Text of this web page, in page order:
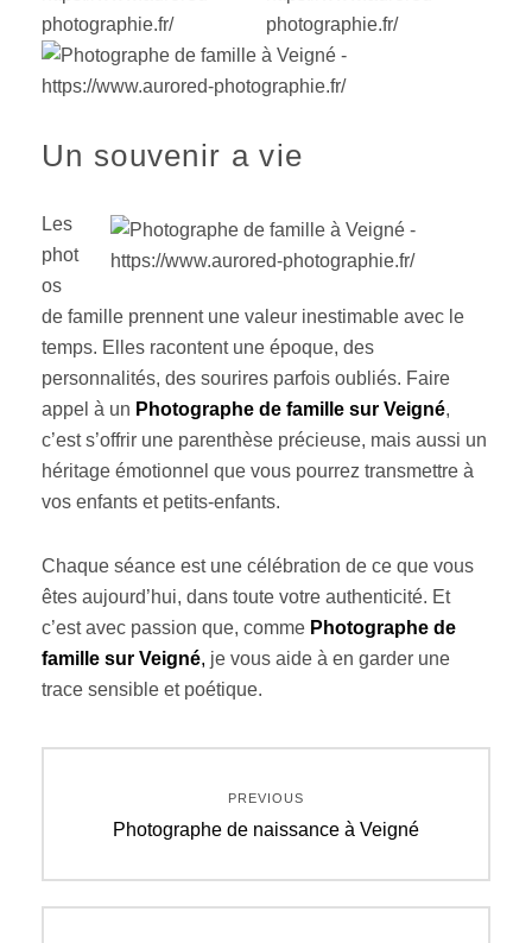
Un souvenir a vie
Les
phot
os
de famille prennent une valeur inestimable avec le
temps. Elles racontent une époque, des
personnalités, des sourires parfois oubliés. Faire
appel à un Photographe de famille sur Veigné,
c’est s’offrir une parenthèse précieuse, mais aussi un
héritage émotionnel que vous pourrez transmettre à
vos enfants et petits-enfants.
Chaque séance est une célébration de ce que vous
êtes aujourd’hui, dans toute votre authenticité. Et
c’est avec passion que, comme Photographe de
famille sur Veigné, je vous aide à en garder une
trace sensible et poétique.
l’article
PREVIOUS
Previous
Photographe de naissance à Veigné